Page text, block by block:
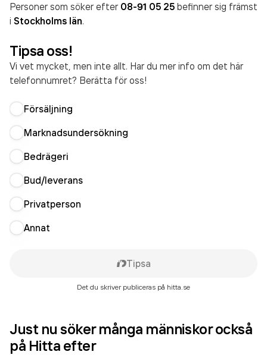
Personer som söker efter 08-91 05 25 befinner sig främst
i Stockholms län.
Tipsa oss!
Vi vet mycket, men inte allt. Har du mer info om det här
telefonnumret? Berätta för oss!
Försäljning
Marknadsundersökning
Bedrägeri
Bud/leverans
Privatperson
Annat
Tipsa
Det du skriver publiceras på hitta.se
Just nu söker många människor också
på Hitta efter